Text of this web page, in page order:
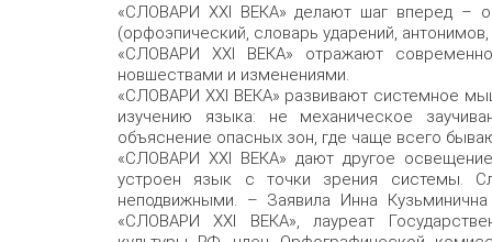
«СЛОВАРИ XXI ВЕКА» делают шаг вперед –
(орфоэпический, словарь ударений,
«СЛОВАРИ XXI ВЕКА» отражают
новшествами и изменениями.
«СЛОВАРИ XXI ВЕКА» развивают системное
изучению языка: не механическое
объяснение опасных зон, где чаще всего
«СЛОВАРИ XXI ВЕКА» дают другое
устроен язык с точки зрения системы.
неподвижными. – Заявила Инна
«СЛОВАРИ XXI ВЕКА», лауреат